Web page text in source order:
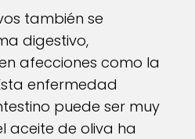
también se
digestivo,
afecciones como la
enfermedad
puede ser muy
aceite de oliva ha